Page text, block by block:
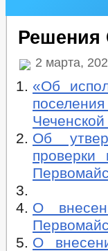
Решения
2 марта,
«Об
Об
проверки
О
О